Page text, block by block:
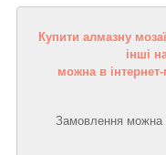
Купити алмазну
інші
можна в інтернет-
Замовлення можна